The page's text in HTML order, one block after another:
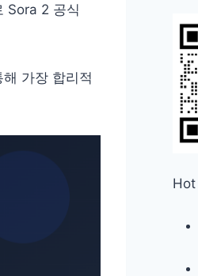
Sora 2 공식
가장 합리적
Hot